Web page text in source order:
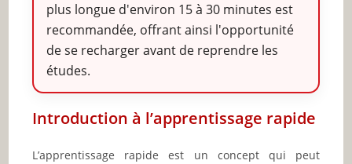
plus longue d'environ 15 à 30 minutes est
recommandée, offrant ainsi l'opportunité
de se recharger avant de reprendre les
études.
Introduction à l’apprentissage rapide
L’apprentissage rapide est un concept qui peut